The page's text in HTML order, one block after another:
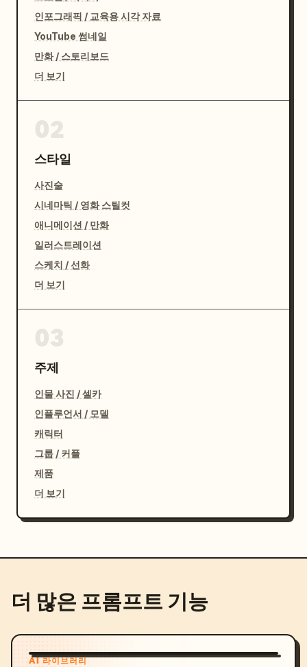
인포그래픽 / 교육용 시각 자료
YouTube 썸네일
만화 / 스토리보드
더 보기
스타일
사진술
시네마틱 / 영화 스틸컷
애니메이션 / 만화
일러스트레이션
스케치 / 선화
더 보기
주제
인물 사진 / 셀카
인플루언서 / 모델
캐릭터
그룹 / 커플
제품
더 보기
더 많은 프롬프트 기능
AI 라이브러리